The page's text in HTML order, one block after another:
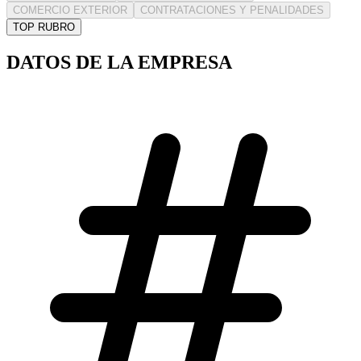
COMERCIO EXTERIOR
CONTRATACIONES Y PENALIDADES
TOP RUBRO
DATOS DE LA EMPRESA